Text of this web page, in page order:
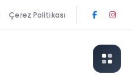
Çerez Politikası